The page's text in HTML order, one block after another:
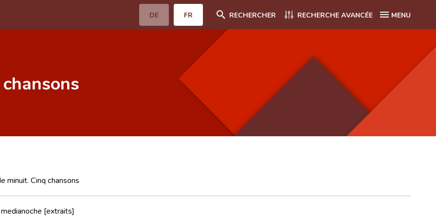
DE FR RECHERCHER RECHERCHE AVANCÉE MENU
minuit. Cinq chansons
[extraits]